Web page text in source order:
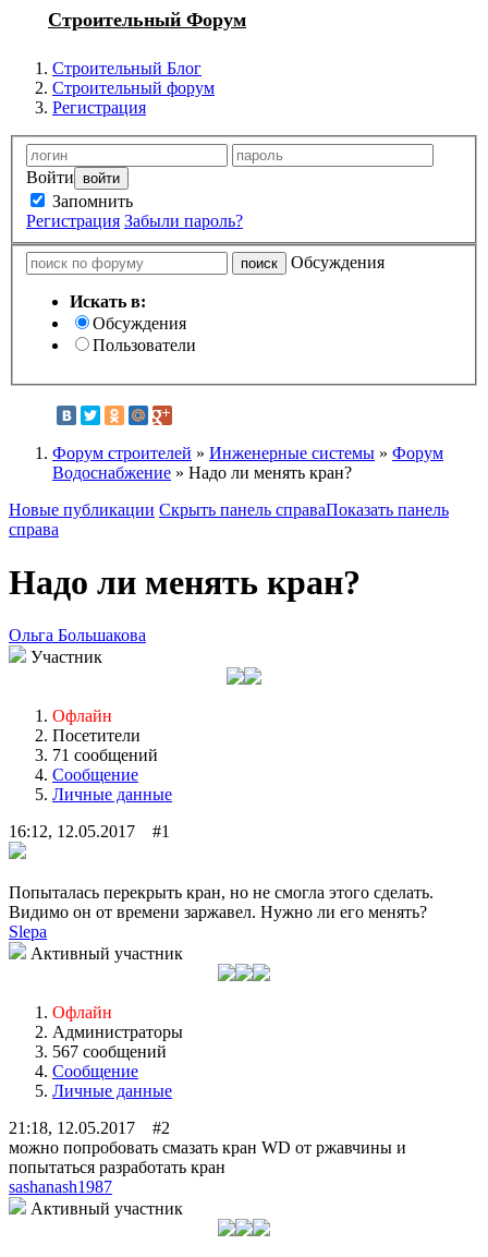
Строительный Форум
Строительный Блог
Строительный форум
Регистрация
Войти
Запомнить
Регистрация Забыли пароль?
Обсуждения
Искать в:
Обсуждения
Пользователи
Форум строителей » Инженерные системы » Форум
Водоснабжение » Надо ли менять кран?
Новые публикации Скрыть панель справаПоказать панель
справа
Надо ли менять кран?
Ольга Большакова
Участник
Офлайн
Посетители
71 сообщений
Сообщение
Личные данные
16:12, 12.05.2017 #1
Попыталась перекрыть кран, но не смогла этого сделать.
Видимо он от времени заржавел. Нужно ли его менять?
Slepa
Активный участник
Офлайн
Администраторы
567 сообщений
Сообщение
Личные данные
21:18, 12.05.2017 #2
можно попробовать смазать кран WD от ржавчины и
попытаться разработать кран
sashanash1987
Активный участник